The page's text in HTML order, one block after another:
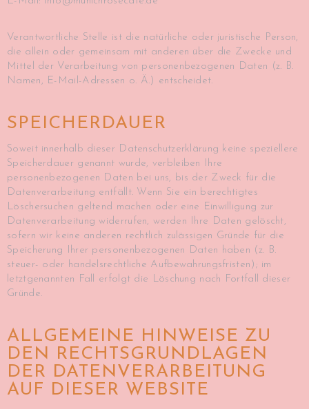
Verantwortliche Stelle ist die natürliche oder juristische Person,
die allein oder gemeinsam mit anderen über die Zwecke und
Mittel der Verarbeitung von personenbezogenen Daten (z. B.
Namen, E-Mail-Adressen o. Ä.) entscheidet.
SPEICHERDAUER
Soweit innerhalb dieser Datenschutzerklärung keine speziellere
Speicherdauer genannt wurde, verbleiben Ihre
personenbezogenen Daten bei uns, bis der Zweck für die
Datenverarbeitung entfällt. Wenn Sie ein berechtigtes
Löschersuchen geltend machen oder eine Einwilligung zur
Datenverarbeitung widerrufen, werden Ihre Daten gelöscht,
sofern wir keine anderen rechtlich zulässigen Gründe für die
Speicherung Ihrer personenbezogenen Daten haben (z. B.
steuer- oder handelsrechtliche Aufbewahrungsfristen); im
letztgenannten Fall erfolgt die Löschung nach Fortfall dieser
Gründe.
ALLGEMEINE HINWEISE ZU
DEN RECHTSGRUNDLAGEN
DER DATENVERARBEITUNG
AUF DIESER WEBSITE